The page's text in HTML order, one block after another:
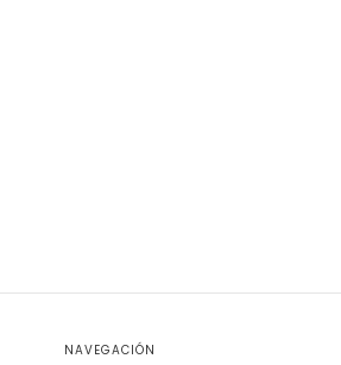
NAVEGACIÓN